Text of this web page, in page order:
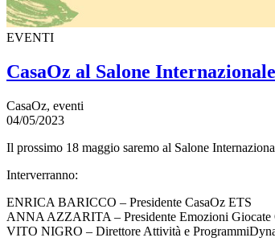
EVENTI
CasaOz al Salone
CasaOz, eventi
04/05/2023
Il prossimo 18 maggio saremo al Salone
Interverranno:
ENRICA BARICCO – Presidente CasaOz ETS
ANNA AZZARITA – Presidente Emozioni Giocate
VITO NIGRO – Direttore Attività e